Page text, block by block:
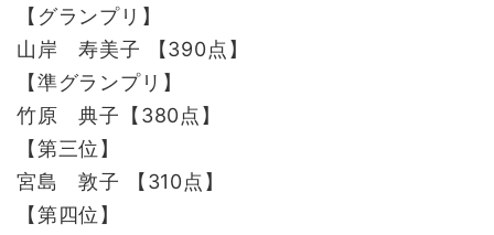
【グランプリ】
山岸 寿美子 【390点】
【準グランプリ】
竹原 典子【380点】
【第三位】
宮島 敦子 【310点】
【第四位】